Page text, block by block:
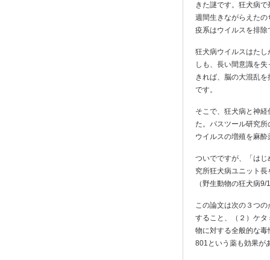
きた謎です。狂犬病
週間生きながらえた
疫系はウイルスを排
狂犬病ウイルスはた
しも、長い間意識を
きれば、脳の大混乱
です。
そこで、狂犬病と神
た。パスツール研究
ウイルスの増殖を麻
ついでですが、「は
究所狂犬病ユニット
（野生動物の狂犬病
この論文は次の３つ
すること、（２）ケ
物に対する全般的な
801という薬も効果が